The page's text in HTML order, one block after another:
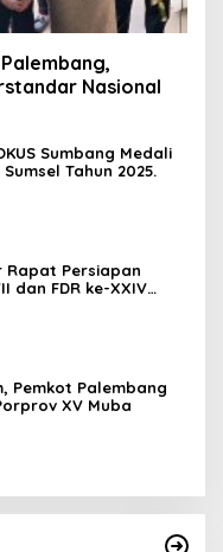
Nasional
Sumbang Medali
Tahun 2025.
Rapat Persiapan
dan FDR ke-XXIV
Pemkot Palembang
XV Muba